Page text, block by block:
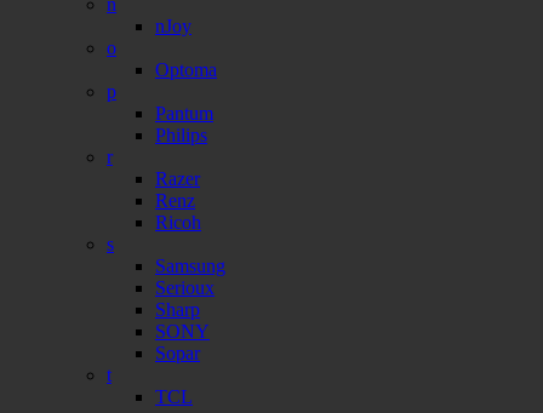
nJoy
o
Optoma
p
Pantum
Philips
r
Razer
Renz
Ricoh
s
Samsung
Serioux
Sharp
SONY
Sopar
t
TCL